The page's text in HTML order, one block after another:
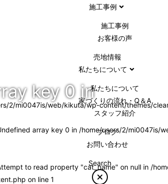
施工事例
施⼯事例
お客様の声
売地情報
私たちについて
私たちについて
家づくりの流れ・Q＆A
スタッフ紹介
ブログ
お問い合わせ
Search
key 0 in
2/mi0047is/web/kikuta/wp-content/themes/
array key 0 in /home/users/2/mi0047is/
to read property "cat_name" on null in /
on line 1